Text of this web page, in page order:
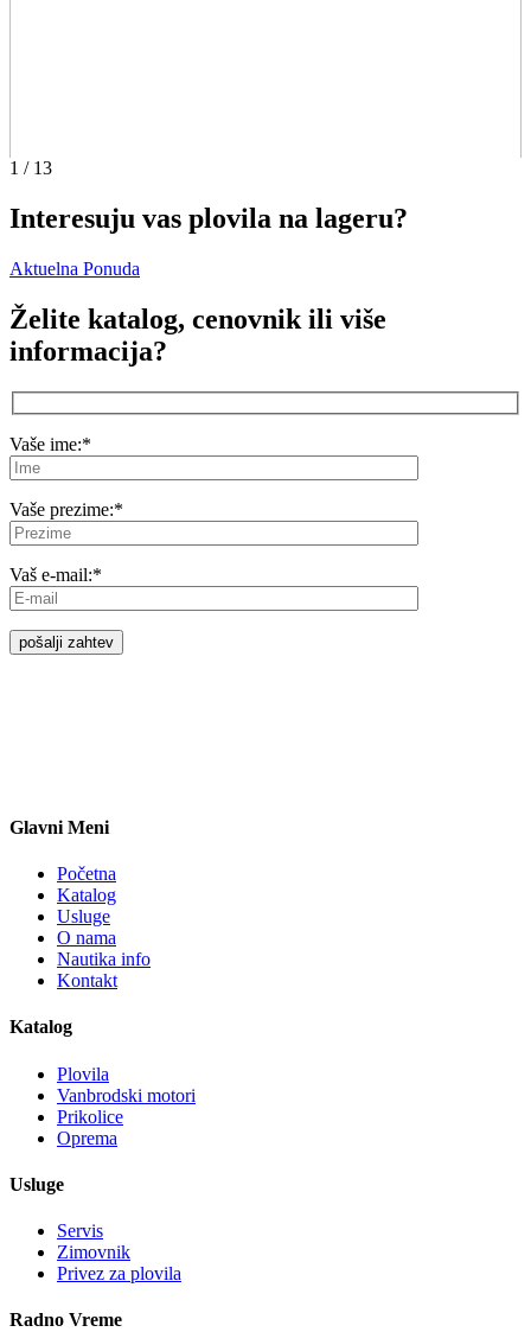
1 / 13
Interesuju vas plovila na lageru?
Aktuelna Ponuda
Želite katalog, cenovnik ili više
informacija?
Vaše ime:*
Vaše prezime:*
Vaš e-mail:*
Glavni Meni
Početna
Katalog
Usluge
O nama
Nautika info
Kontakt
Katalog
Plovila
Vanbrodski motori
Prikolice
Oprema
Usluge
Servis
Zimovnik
Privez za plovila
Radno Vreme